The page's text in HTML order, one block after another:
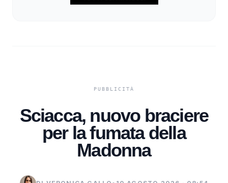
Sciacca, nuovo braciere
per la fumata della
Madonna